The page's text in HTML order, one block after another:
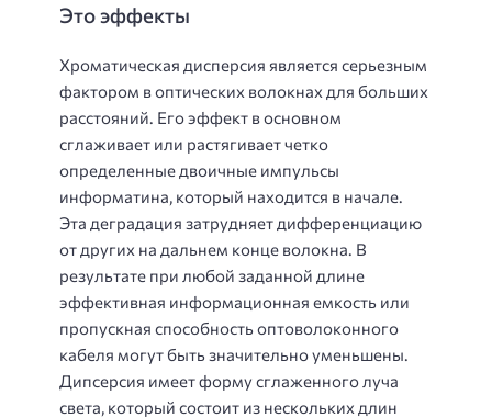
Это эффекты
Хроматическая дисперсия является серьезным
фактором в оптических волокнах для больших
расстояний. Его эффект в основном
сглаживает или растягивает четко
определенные двоичные импульсы
информатина, который находится в начале.
Эта деградация затрудняет дифференциацию
от других на дальнем конце волокна. В
результате при любой заданной длине
эффективная информационная емкость или
пропускная способность оптоволоконного
кабеля могут быть значительно уменьшены.
Дипсерсия имеет форму сглаженного луча
света, который состоит из нескольких длин